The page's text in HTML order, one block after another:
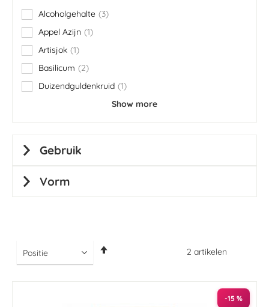
2 artikelen
-15 %
Alcoholgehalte 3
items
Appel Azijn
1
item
Artisjok 1
item
Basilicum
2
items
Duizendguldenkruid 1
item
Show more
Gebruik
Vorm